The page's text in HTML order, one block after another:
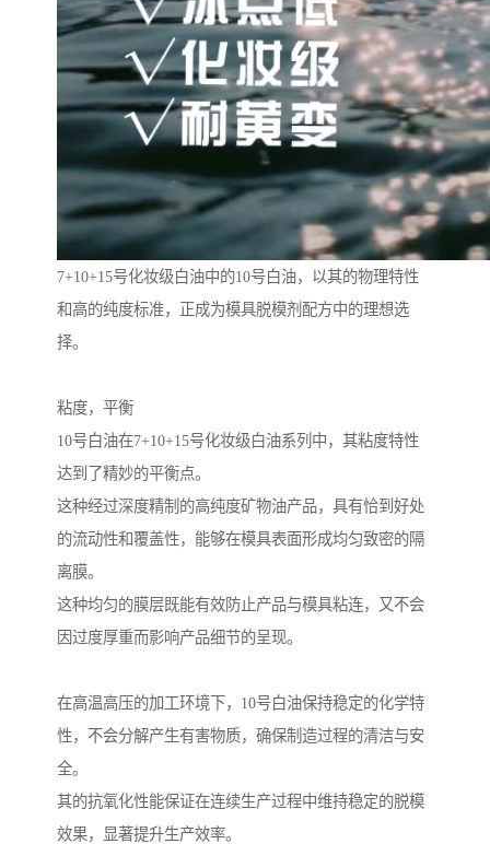
7+10+15号化妆级白油中的10号白油，以其的物理特性
和高的纯度标准，正成为模具脱模剂配方中的理想选
择。
粘度，平衡
10号白油在7+10+15号化妆级白油系列中，其粘度特性
达到了精妙的平衡点。
这种经过深度精制的高纯度矿物油产品，具有恰到好处
的流动性和覆盖性，能够在模具表面形成均匀致密的隔
离膜。
这种均匀的膜层既能有效防止产品与模具粘连，又不会
因过度厚重而影响产品细节的呈现。
在高温高压的加工环境下，10号白油保持稳定的化学特
性，不会分解产生有害物质，确保制造过程的清洁与安
全。
其的抗氧化性能保证在连续生产过程中维持稳定的脱模
效果，显著提升生产效率。